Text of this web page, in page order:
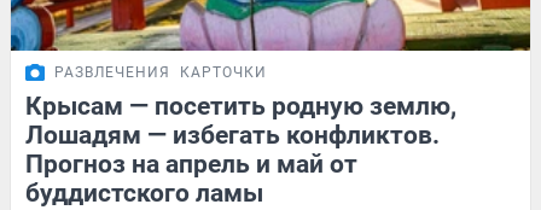
РАЗВЛЕЧЕНИЯ КАРТОЧКИ
Крысам — посетить родную землю,
Лошадям — избегать конфликтов.
Прогноз на апрель и май от
буддистского ламы